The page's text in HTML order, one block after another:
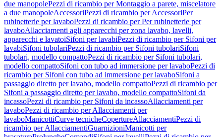
due manopolePezzi di ricambio per Montaggio a parete, miscelatore
a due manopoleAccessoriPezzi di ricambio per AccessoriPer
rubinetterie per lavaboPezzi di ricambio per Per rubinetterie per
lavaboAllacciamenti agli apparecchi per zona lavabo, lavelli,
apparecchi e lavatoiSifoni per lavabiPezzi di ricambio per Sifoni per
lavabiSifoni tubolariPezzi di ricambio per Sifoni tubolariSifoni
tubolari, modello compattoPezzi di ricambio per Sifoni tubolari,
modello compattoSifoni con tubo ad immersione per lavaboPezzi di
ricambio per Sifoni con tubo ad immersione per lavaboSifoni a
passaggio diretto per lavabo, modello compattoPezzi di ricambio per
Sifoni a passaggio diretto per lavabo, modello compattoSifoni da
incassoPezzi di ricambio per Sifoni da incassoAllacciamenti per
lavaboPezzi di ricambio per Allacciamenti per
lavaboManicottiCurve tecnicheCopertureAllacciamentiPezzi di
ricambio per AllacciamentiGuarnizioniManicotti per